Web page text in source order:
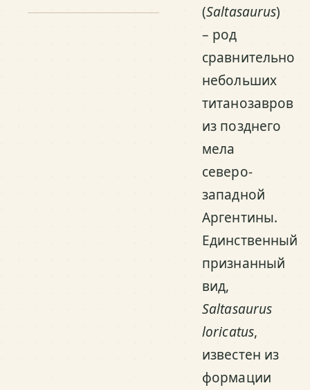
(Saltasaurus)
– род
сравнительно
небольших
титанозавров
из позднего
мела
северо-
западной
Аргентины.
Единственный
признанный
вид,
Saltasaurus
loricatus,
известен из
формации